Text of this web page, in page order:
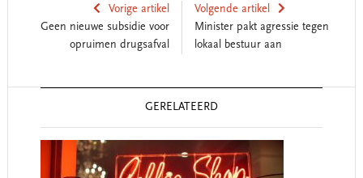
Vorige artikel
Geen nieuwe subsidie voor
opruimen drugsafval
Volgende artikel
Minister pakt agressie tegen
lokaal bestuur aan
GERELATEERD